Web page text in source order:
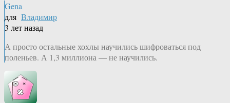
Gena
для Владимир
3 лет назад
А просто остальные хохлы научились шифроваться под
поленьев. А 1,3 миллиона — не научились.